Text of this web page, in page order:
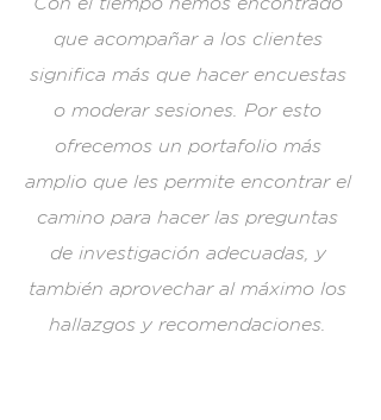
que acompañar a los clientes
significa más que hacer encuestas
o moderar sesiones. Por esto
ofrecemos un portafolio más
amplio que les permite encontrar el
camino para hacer las preguntas
de investigación adecuadas, y
también aprovechar al máximo los
hallazgos y recomendaciones.